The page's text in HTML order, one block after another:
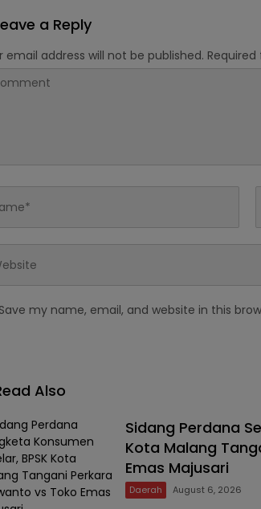
a Reply
email address will not be published.
Save my name, email, and website in this
Also
Sidang Perdana
Kota Malang
Emas Majusari
Daerah August 6, 2026